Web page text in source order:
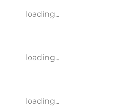
loading...
loading...
loading...